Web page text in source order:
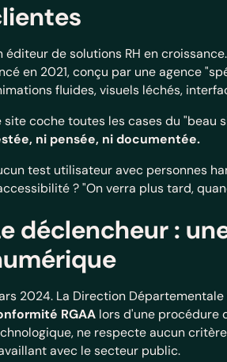
éditeur de solutions RH en
en 2021, conçu par une agence
fluides, visuels léchés,
site coche toutes les cases du "beau
ni pensée, ni documentée.
test utilisateur avec personnes
? "On verra plus tard,
déclencheur :
2024. La Direction
RGAAlors d'une procédure
ne respecte aucun
avec le secteur public.